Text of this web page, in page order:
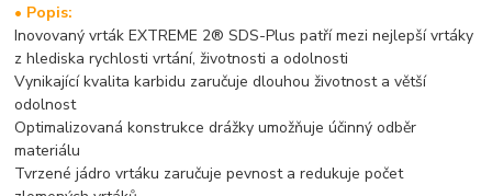
• Popis:
Inovovaný vrták EXTREME 2® SDS-Plus patří mezi nejlepší vrtáky
z hlediska rychlosti vrtání, životnosti a odolnosti
Vynikající kvalita karbidu zaručuje dlouhou životnost a větší
odolnost
Optimalizovaná konstrukce drážky umožňuje účinný odběr
materiálu
Tvrzené jádro vrtáku zaručuje pevnost a redukuje počet